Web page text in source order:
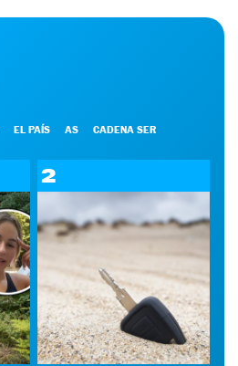
EL PAÍS AS CADENA SER
2